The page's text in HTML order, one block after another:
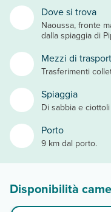
Dove si trova
Naoussa, fronte
dalla spiaggia di
Mezzi di
Trasferimenti
Spiaggia
Di sabbia e
Porto
9 km dal porto.
Disponibilità